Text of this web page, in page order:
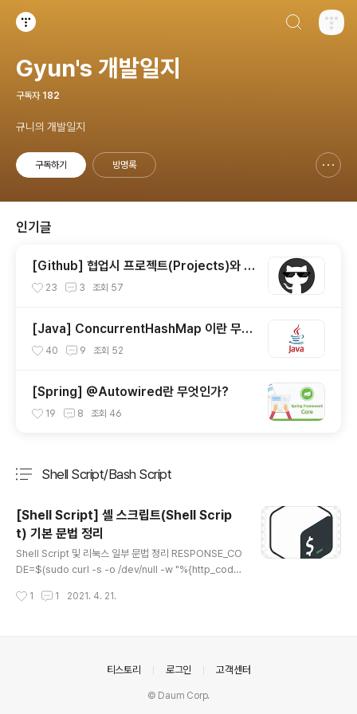
Gyun's 개발일지
구독자 182
규니의 개발일지
구독하기 방명록
인기글
[Github] 협업시 프로젝트(Projects)와 이
슈(Issue) 사용하기
23 3 조회 57
[Java] ConcurrentHashMap 이란 무엇
일까?
40 9 조회 52
[Spring] @Autowired란 무엇인가?
19 8 조회 46
Shell Script/Bash Script
[Shell Script] 셸 스크립트(Shell Scrip
t) 기본 문법 정리
Shell Script 및 리눅스 일부 문법 정리 RESPONSE_CO
DE=$(sudo curl -s -o /dev/null -w "%{http_cod
성공했다면 아무 것도 뜨지 않고 실패하면 에러 메세지가
CODE에 해당 상태 값이 담깁니다. if-else문 if [ ${RES
50x 에러 모두 포함) then CURRENT_PROFILE=rea
1 1 2021. 4. 21.
티스토리 로그인 고객센터
© Daum Corp.